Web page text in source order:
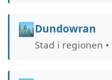
🏙️Dundowran
Stad i regionen •